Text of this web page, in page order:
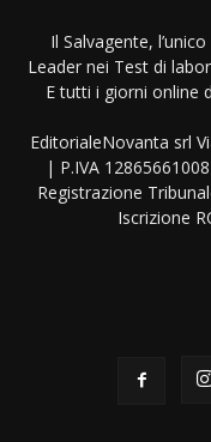
Il Salvagente,
Leader nei Test di
E tutti i giorni online
EditorialeNovanta srl
| P.IVA
Registrazione
Iscrizione